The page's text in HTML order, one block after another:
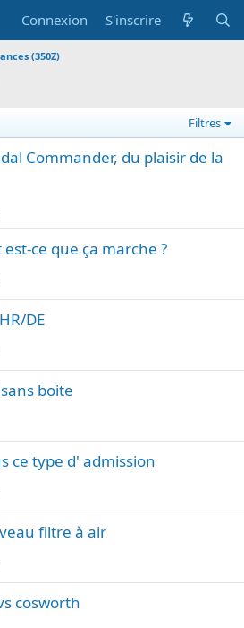
Connexion S'inscrire
(350Z)
Filtres
Commander, du plaisir de la
ce que ça marche ?
DE
boite
ce type d' admission
filtre à air
cosworth